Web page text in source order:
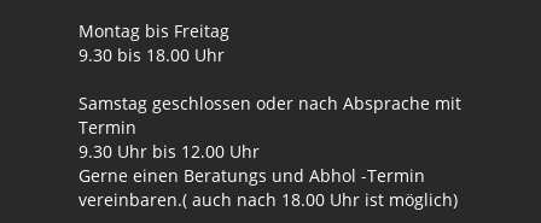
Montag bis Freitag
9.30 bis 18.00 Uhr
Samstag geschlossen oder nach Absprache mit
Termin
9.30 Uhr bis 12.00 Uhr
Gerne einen Beratungs und Abhol -Termin
vereinbaren.( auch nach 18.00 Uhr ist möglich)